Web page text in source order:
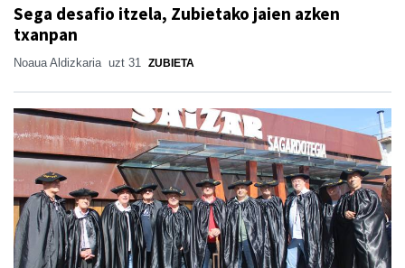
Sega desafio itzela, Zubietako jaien azken
txanpan
Noaua Aldizkaria uzt 31 ZUBIETA